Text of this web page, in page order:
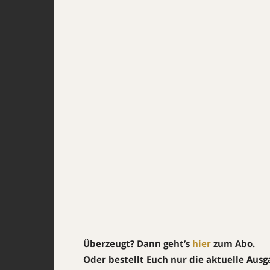
Überzeugt? Dann geht’s hier zum Abo.
Oder bestellt Euch nur die aktuelle